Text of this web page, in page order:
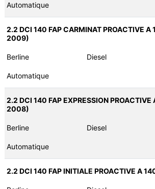
Automatique
2.2 DCI 140 FAP CARMINAT PROACTIVE
2009)
Berline Diesel
Automatique
2.2 DCI 140 FAP EXPRESSION
2008)
Berline Diesel
Automatique
2.2 DCI 140 FAP INITIALE PROACTIVE A